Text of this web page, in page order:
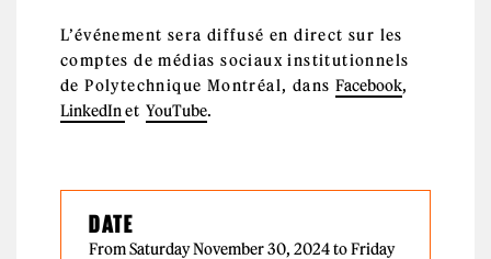
L’événement sera diffusé en direct sur les
comptes de médias sociaux institutionnels
de Polytechnique Montréal, dans Facebook,
LinkedInetYouTube.
DATE
From Saturday November 30, 2024 to Friday